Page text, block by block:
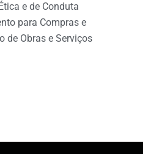
e de Conduta
para Compras e
de Obras e Serviços